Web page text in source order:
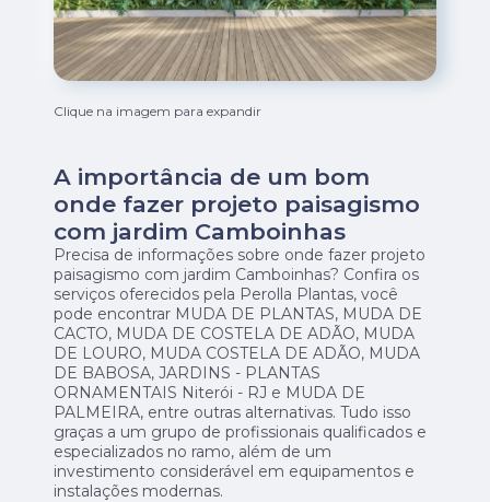
Clique na imagem para expandir
A importância de um bom
onde fazer projeto paisagismo
com jardim Camboinhas
Precisa de informações sobre onde fazer projeto
paisagismo com jardim Camboinhas? Confira os
serviços oferecidos pela Perolla Plantas, você
pode encontrar MUDA DE PLANTAS, MUDA DE
CACTO, MUDA DE COSTELA DE ADÃO, MUDA
DE LOURO, MUDA COSTELA DE ADÃO, MUDA
DE BABOSA, JARDINS - PLANTAS
ORNAMENTAIS Niterói - RJ e MUDA DE
PALMEIRA, entre outras alternativas. Tudo isso
graças a um grupo de profissionais qualificados e
especializados no ramo, além de um
investimento considerável em equipamentos e
instalações modernas.